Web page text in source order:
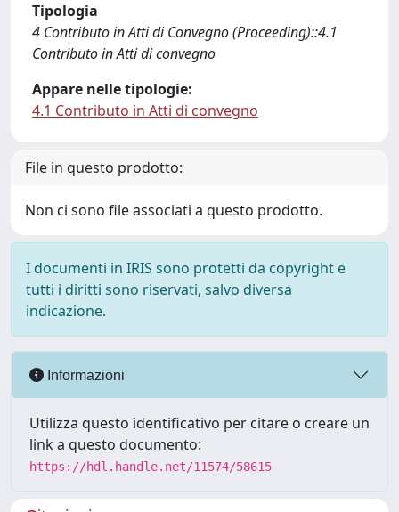
Tipologia
4 Contributo in Atti di Convegno (Proceeding)::4.1
Contributo in Atti di convegno
Appare nelle tipologie:
4.1 Contributo in Atti di convegno
File in questo prodotto:
Non ci sono file associati a questo prodotto.
I documenti in IRIS sono protetti da copyright e
tutti i diritti sono riservati, salvo diversa
indicazione.
Informazioni
Utilizza questo identificativo per citare o creare un
link a questo documento:
https://hdl.handle.net/11574/58615